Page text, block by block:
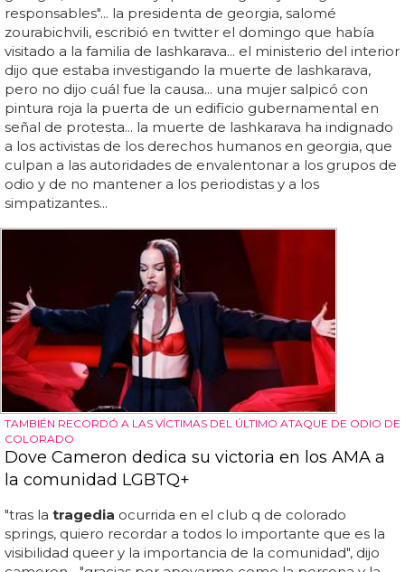
responsables"... la presidenta de georgia, salomé
zourabichvili, escribió en twitter el domingo que había
visitado a la familia de lashkarava... el ministerio del interior
dijo que estaba investigando la muerte de lashkarava,
pero no dijo cuál fue la causa... una mujer salpicó con
pintura roja la puerta de un edificio gubernamental en
señal de protesta... la muerte de lashkarava ha indignado
a los activistas de los derechos humanos en georgia, que
culpan a las autoridades de envalentonar a los grupos de
odio y de no mantener a los periodistas y a los
simpatizantes...
TAMBIÉN RECORDÓ A LAS VÍCTIMAS DEL ÚLTIMO ATAQUE DE ODIO DE
COLORADO
Dove Cameron dedica su victoria en los AMA a
la comunidad LGBTQ+
"tras la tragedia ocurrida en el club q de colorado
springs, quiero recordar a todos lo importante que es la
visibilidad queer y la importancia de la comunidad", dijo